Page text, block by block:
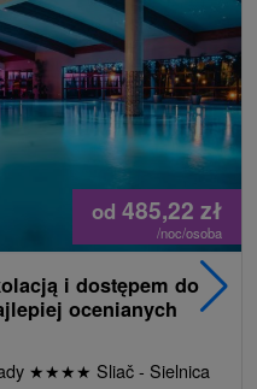
od 485,22 zł
/noc/osoba
i dostępem do
ocenianych
★★★★ Sliač - Sielnica